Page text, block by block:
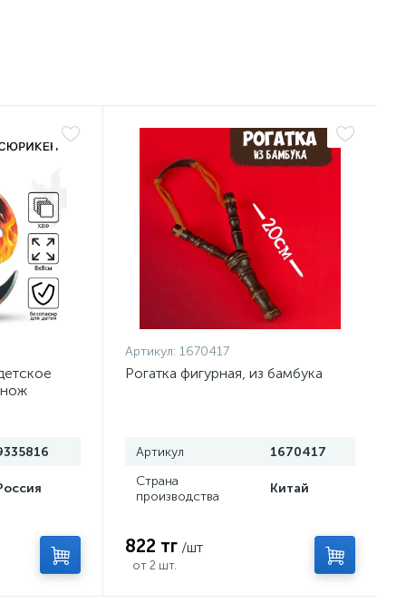
Артикул: 1670417
Рогатка фигурная, из бамбука
Артикул
1670417
Страна
производства
Китай
822 тг /шт
от 2 шт.